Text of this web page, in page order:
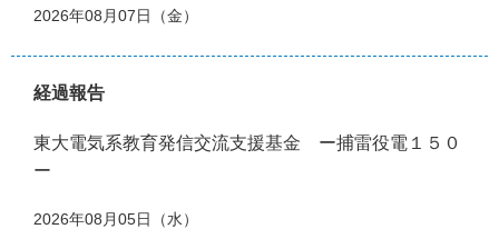
2026年08月07日（金）
経過報告
東大電気系教育発信交流支援基金 ー捕雷役電１５０
ー
2026年08月05日（水）